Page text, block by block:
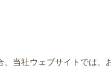
当社ウェブサイトでは、